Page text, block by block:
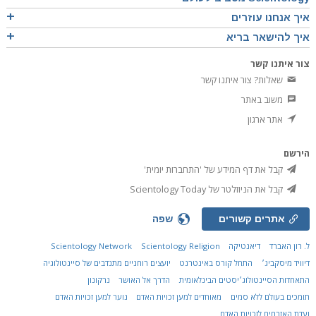
איך אנחנו עוזרים
איך להישאר בריא
צור איתנו קשר
שאלות? צור איתנו קשר
משוב באתר
אתר ארגון
הירשם
קבל את דף המידע של 'התחברות יומית'
קבל את הניוזלטר של Scientology Today
אתרים קשורים שפה
ל. רון האברד דיאנטיקה Scientology Network
Scientology Religion
דיוויד מיסקביג׳
התחל קורס באינטרנט
יועצים רוחניים מתנדבים של סיינטולוגיה
התאחדות הסיינטולוג׳יסטים הבינלאומית
הדרך אל האושר
נרקונון
תומכים בעולם ללא סמים
מאוחדים למען זכויות האדם
נוער למען זכויות האדם
ועדת האזרחים לזכויות האדם